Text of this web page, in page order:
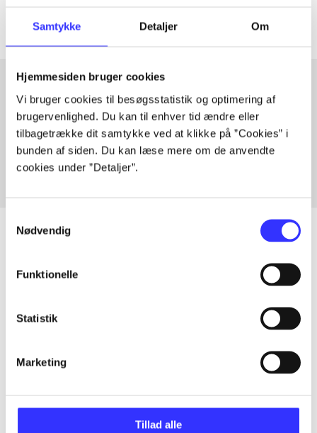
Samtykke Detaljer Om
Hjemmesiden bruger cookies
Vi bruger cookies til besøgsstatistik og optimering af
brugervenlighed. Du kan til enhver tid ændre eller
tilbagetrække dit samtykke ved at klikke på ”Cookies” i
bunden af siden. Du kan læse mere om de anvendte
cookies under ”Detaljer”.
Nødvendig
Funktionelle
Statistik
Marketing
Tillad alle
Artikler med samme emner
Fra
Artikler